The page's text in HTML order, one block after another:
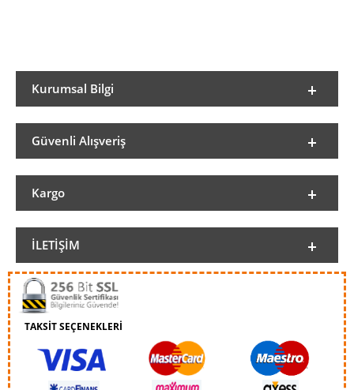
Kurumsal Bilgi
Güvenli Alışveriş
Kargo
İLETIŞIM
TAKSİT SEÇENEKLERİ